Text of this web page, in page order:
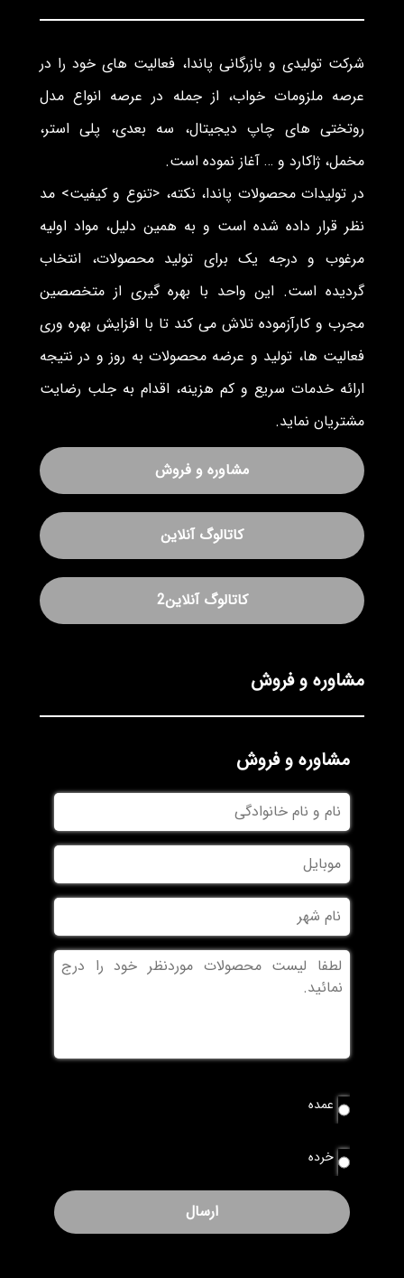
شرکت تولیدی و بازرگانی پاندا، فعالیت های خود را در
عرصه ملزومات خواب، از جمله در عرصه انواع مدل
روتختی های چاپ دیجیتال، سه بعدی، پلی استر،
مخمل، ژاکارد و … آغاز نموده است.
در تولیدات محصولات پاندا، نکته، <تنوع و کیفیت> مد
نظر قرار داده شده است و به همین دلیل، مواد اولیه
مرغوب و درجه یک برای تولید محصولات، انتخاب
گردیده است. این واحد با بهره گیری از متخصصین
مجرب و کارآزموده تلاش می کند تا با افزایش بهره وری
فعالیت ها، تولید و عرضه محصولات به روز و در نتیجه
ارائه خدمات سریع و کم هزینه، اقدام به جلب رضایت
مشتریان نماید.
مشاوره و فروش
کاتالوگ آنلاین
کاتالوگ آنلاین2
مشاوره و فروش
مشاوره و فروش
نام
و
نام
خانوادگی
موبایل
نام
شهر
بدون
عنوان
نوع
سفارش
عمده
خرده